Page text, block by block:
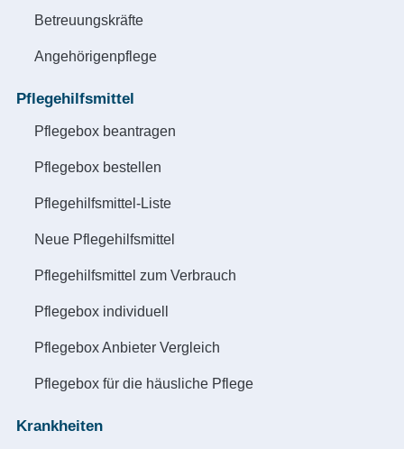
Betreuungskräfte
Angehörigenpflege
Pflegehilfsmittel
Pflegebox beantragen
Pflegebox bestellen
Pflegehilfsmittel-Liste
Neue Pflegehilfsmittel
Pflegehilfsmittel zum Verbrauch
Pflegebox individuell
Pflegebox Anbieter Vergleich
Pflegebox für die häusliche Pflege
Krankheiten